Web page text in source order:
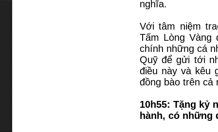
nghĩa.
Với tâm niệm
Tấm Lòng
chính những cá
Quỹ để gửi tới
điều này và kêu
đồng bào trên cả
10h55: Tặng kỷ
hành, có những